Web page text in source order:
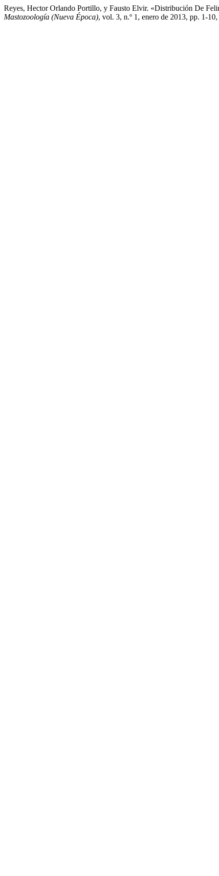
Reyes, Hector Orlando Portillo, y Fausto Elvir. «Distribución De
Mastozoología (Nueva Época), vol. 3, n.º 1, enero de 2013, pp. 1-